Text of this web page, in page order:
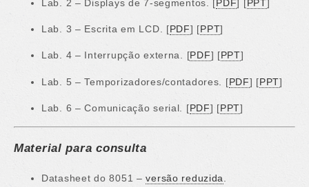
Lab. 2 – Displays de 7-segmentos. [PDF] [PPT]
Lab. 3 – Escrita em LCD. [PDF] [PPT]
Lab. 4 – Interrupção externa. [PDF] [PPT]
Lab. 5 – Temporizadores/contadores. [PDF] [PPT]
Lab. 6 – Comunicação serial. [PDF] [PPT]
Material para consulta
Datasheet do 8051 –versão reduzida.